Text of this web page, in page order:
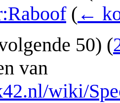
( ←
50) (
van
wiki/